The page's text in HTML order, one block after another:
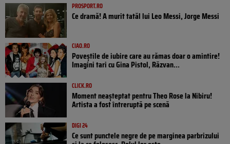
PROSPORT.RO
Ce dramă! A murit tatăl lui Leo Messi, Jorge Messi
CIAO.RO
Poveştile de iubire care au rămas doar o amintire!
Imagini tari cu Gina Pistol, Răzvan...
CLICK.RO
Moment neașteptat pentru Theo Rose la Nibiru!
Artista a fost întreruptă pe scenă
DIGI 24
Ce sunt punctele negre de pe marginea parbrizului